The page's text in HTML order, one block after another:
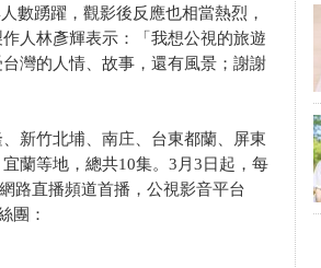
數踴躍，觀影後反應也相當熱烈，
人林彥輝表示：「我想公視的旅遊
灣的人情、故事，還有風景；謝謝
新竹北埔、南庄、台東都蘭、屏東
蘭等地，總共10集。3月3日起，每
路直播頻道首播，公視影音平台
團：